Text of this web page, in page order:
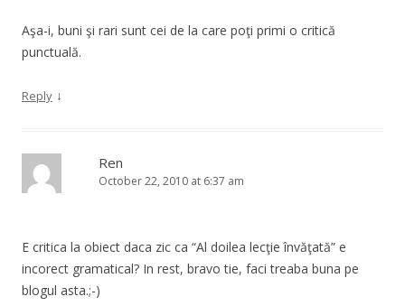
Aşa-i, buni şi rari sunt cei de la care poţi primi o critică
punctuală.
Reply ↓
Ren
October 22, 2010 at 6:37 am
E critica la obiect daca zic ca “Al doilea lecţie învăţată” e
incorect gramatical? In rest, bravo tie, faci treaba buna pe
blogul asta.;-)